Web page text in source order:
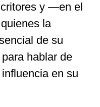
y —en el
la
de su
hablar de
en su